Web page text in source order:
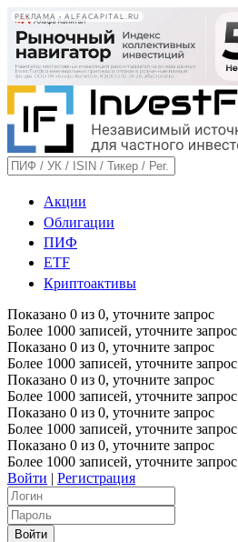
РЕКЛАМА • ALFACAPITAL.RU
Акции
Облигации
ПИФ
ETF
Криптоактивы
Показано 0 из 0, уточните запрос
Более 1000 записей, уточните запрос
Показано 0 из 0, уточните запрос
Более 1000 записей, уточните запрос
Показано 0 из 0, уточните запрос
Более 1000 записей, уточните запрос
Показано 0 из 0, уточните запрос
Более 1000 записей, уточните запрос
Показано 0 из 0, уточните запрос
Более 1000 записей, уточните запрос
Войти | Регистрация